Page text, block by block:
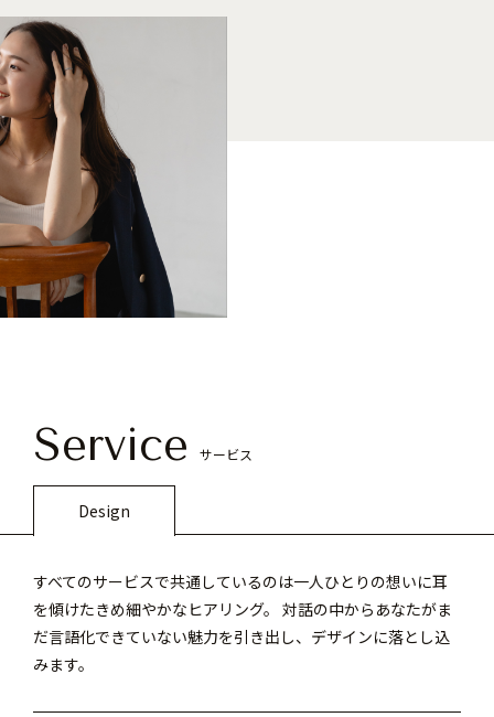
Service サービス
Design
すべてのサービスで共通しているのは一人ひとりの想いに耳
を傾けたきめ細やかなヒアリング。 対話の中からあなたがま
だ言語化できていない魅力を引き出し、デザインに落とし込
みます。